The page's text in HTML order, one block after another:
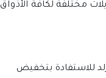
مختلفة لكافة الأذواق
للاستفادة بتخفيض